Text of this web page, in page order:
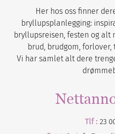
Her hos oss finner
bryllupsplanlegging:
bryllupsreisen, festen og
brud, brudgom,
Vi har samlet alt dere
Tlf : 23